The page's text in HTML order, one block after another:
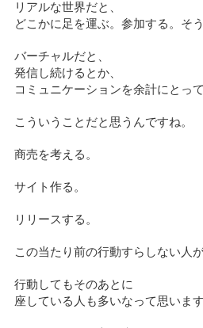
リアルな世界だと、
どこかに足を運ぶ。参加する。そ
バーチャルだと、
発信し続けるとか、
コミュニケーションを余計にとって
こういうことだと思うんですね。
商売を考える。
サイト作る。
リリースする。
この当たり前の行動すらしない人
行動してもそのあとに
座している人も多いなって思います